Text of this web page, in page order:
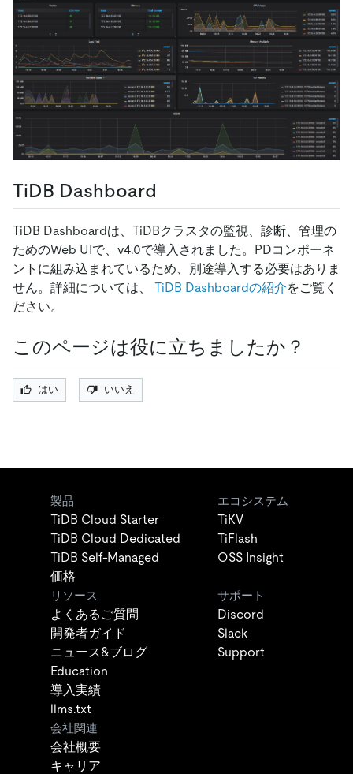
TiDB Dashboard
TiDB Dashboardは、TiDBクラスタの監視、診断、管理の
ためのWeb UIで、v4.0で導入されました。PDコンポーネ
ントに組み込まれているため、別途導入する必要はありま
せん。詳細については、 TiDB Dashboardの紹介をご覧く
ださい。
このページは役に立ちましたか？
はい いいえ
製品
TiDB Cloud Starter
TiDB Cloud Dedicated
TiDB Self-Managed
価格
エコシステム
TiKV
TiFlash
OSS Insight
リソース
よくあるご質問
開発者ガイド
ニュース&ブログ
Education
導入実績
llms.txt
サポート
Discord
Slack
Support
会社関連
会社概要
キャリア